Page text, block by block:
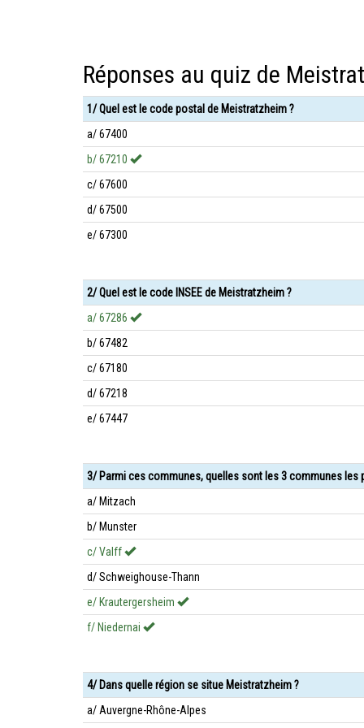
Réponses au quiz de
1/ Quel est le code postal de Meistratzheim ?
a/ 67400
b/ 67210
c/ 67600
d/ 67500
e/ 67300
2/ Quel est le code INSEE de Meistratzheim ?
a/ 67286
b/ 67482
c/ 67180
d/ 67218
e/ 67447
3/ Parmi ces communes, quelles sont les 3 communes les
a/ Mitzach
b/ Munster
c/ Valff
d/ Schweighouse-Thann
e/ Krautergersheim
f/ Niedernai
4/ Dans quelle région se situe Meistratzheim ?
a/ Auvergne-Rhône-Alpes